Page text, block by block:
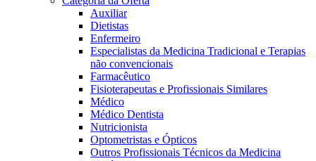
Auxiliar
Dietistas
Enfermeiro
Especialistas da Medicina Tradicional e Terapias
não convencionais
Farmacêutico
Fisioterapeutas e Profissionais Similares
Médico
Médico Dentista
Nutricionista
Optometristas e Ópticos
Outros Profissionais Técnicos da Medicina